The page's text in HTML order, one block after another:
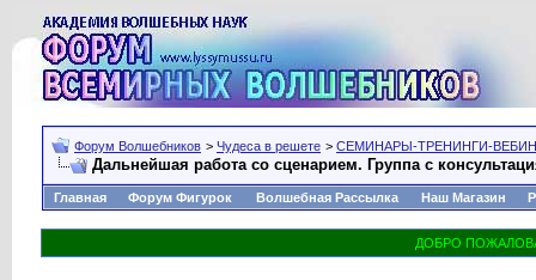
Форум Волшебников > Чудеса в решете > СЕМИНАРЫ-ТРЕНИНГИ-
Дальнейшая работа со сценарием. Группа с
Главная Форум Фигурок Волшебная Рассылка Наш Магазин